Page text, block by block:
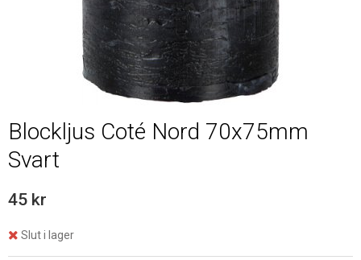
Blockljus Coté Nord 70x75mm
Svart
45 kr
Slut i lager